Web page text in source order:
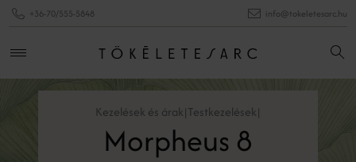
+36-70/555-5848 info@tokeletesarc.hu
Kezelések és árak|Testkezelések|
Morpheus 8